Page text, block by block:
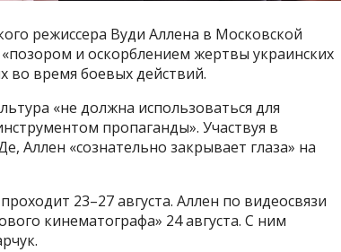
режиссера Вуди Аллена в Московской
и оскорблением жертвы украинских
во время боевых действий.
«не должна использоваться для
пропаганды». Участвуя в
Аллен «сознательно закрывает глаза» на
23–27 августа. Аллен по видеосвязи
кинематографа» 24 августа. С ним